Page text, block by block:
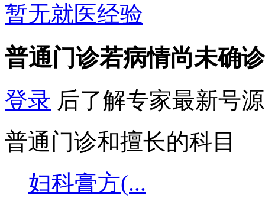
暂无就医经验
普通门诊若病情尚未确
登录 后了解专家最新号
普通门诊和擅长的科目
妇科膏方(...